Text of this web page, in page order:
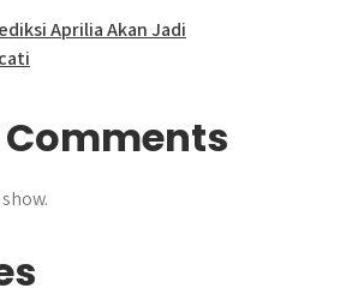
Aprilia Akan Jadi
Comments